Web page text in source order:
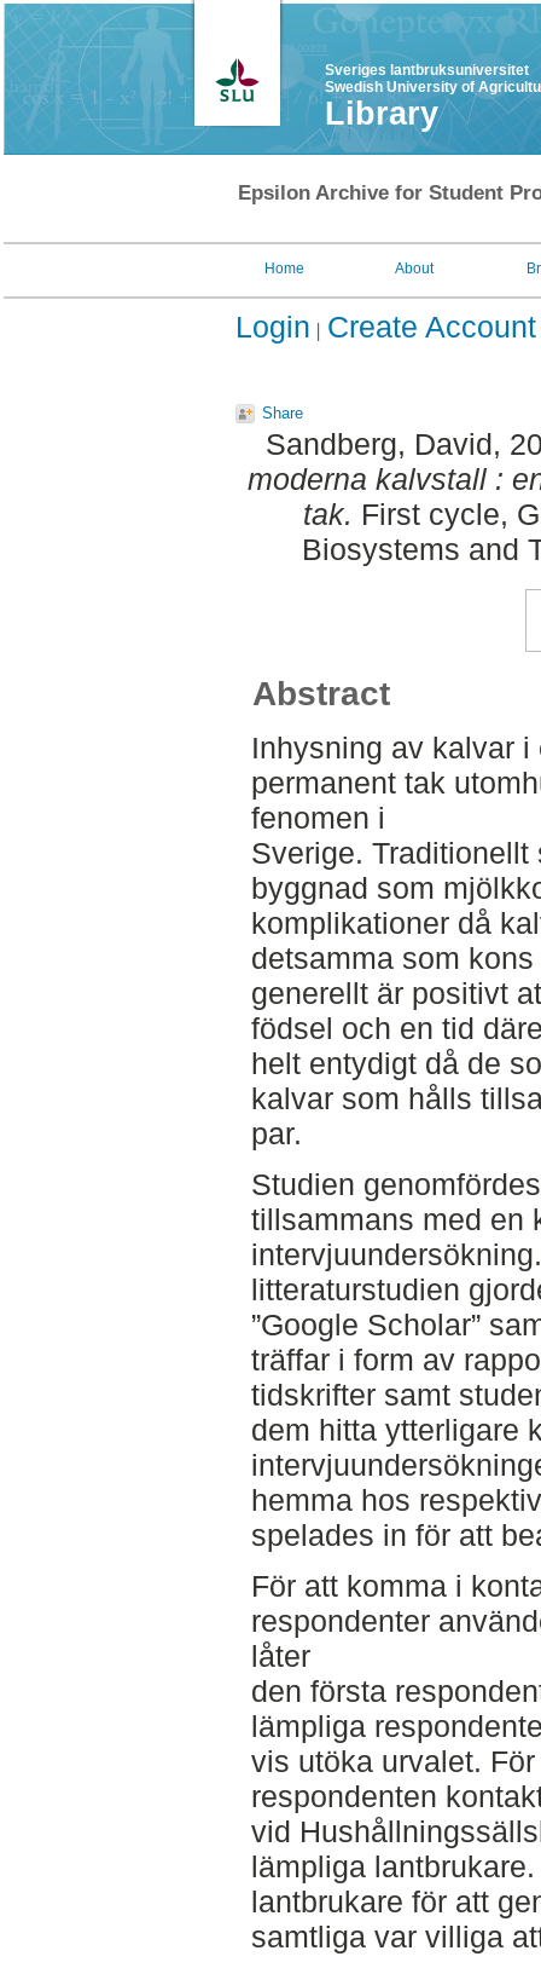
Sveriges lantbruksuniversitet
Swedish University of
Library
Epsilon Archive for Student
Home About
Login Create Account
Share
Sandberg, David,
moderna kalvstall :
tak. First cycle,
Biosystems and
Abstract
Inhysning av kalvar
permanent tak
fenomen i
Sverige.
byggnad som
komplikationer då
detsamma som
generellt är positivt
födsel och en tid
helt entydigt då de
kalvar som hålls
par.
Studien
tillsammans med en
litteraturstudien
”Google Scholar”
träffar i form av
tidskrifter samt
dem hitta ytterligare
hemma hos
spelades in för att
För att komma i
respondenter
låter
den första
lämpliga
vis utöka urvalet.
respondenten
vid
lämpliga
lantbrukare för att
samtliga var villiga